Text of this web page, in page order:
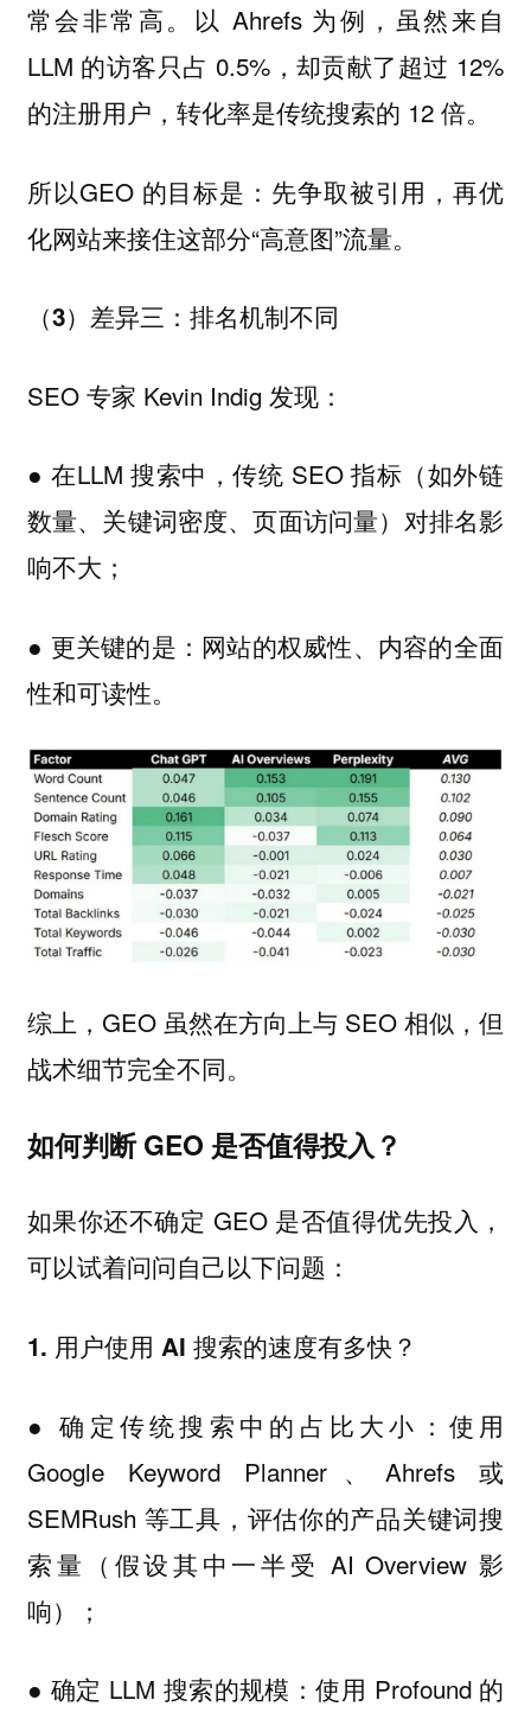
常会非常高。以 Ahrefs 为例，虽然来自
LLM 的访客只占 0.5%，却贡献了超过 12%
的注册用户，转化率是传统搜索的 12 倍。
所以GEO 的目标是：先争取被引用，再优
化网站来接住这部分“高意图”流量。
（3）差异三：排名机制不同
SEO 专家 Kevin Indig 发现：
● 在LLM 搜索中，传统 SEO 指标（如外链
数量、关键词密度、页面访问量）对排名影
响不大；
● 更关键的是：网站的权威性、内容的全面
性和可读性。
综上，GEO 虽然在方向上与 SEO 相似，但
战术细节完全不同。
如何判断 GEO 是否值得投入？
如果你还不确定 GEO 是否值得优先投入，
可以试着问问自己以下问题：
1. 用户使用 AI 搜索的速度有多快？
● 确定传统搜索中的占比大小：使用
Google Keyword Planner、Ahrefs 或
SEMRush 等工具，评估你的产品关键词搜
索量（假设其中一半受 AI Overview 影
响）；
● 确定 LLM 搜索的规模：使用 Profound 的